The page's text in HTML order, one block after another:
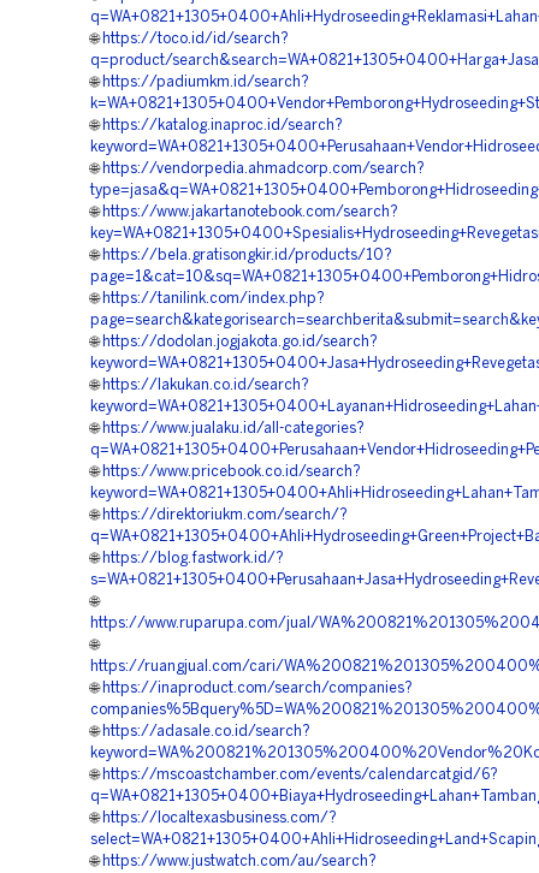
🌐 https://toco.id/id/search?
q=product/
🌐 https://padiumkm.id/search?
🌐 https://katalog.inaproc.id/search?
🌐 https://vendorpedia.ahmadcorp.com/search?
🌐 https://www.jakartanotebook.com/search?
🌐 https://bela.gratisongkir.id/products/10?
🌐 https://tanilink.com/index.php?
🌐 https://dodolan.jogjakota.go.id/search?
🌐 https://lakukan.co.id/search?
🌐 https://www.jualaku.id/all-categories?
🌐 https://www.pricebook.co.id/search?
🌐 https://direktoriukm.com/search/?
🌐 https://blog.fastwork.id/?
🌐
https://www.ruparupa.com/jual/
🌐
https://ruangjual.com/cari/
🌐 https://inaproduct.com/search/companies?
🌐 https://adasale.co.id/search?
🌐 https://mscoastchamber.com/events/calendarcatgid/6?
🌐 https://localtexasbusiness.com/?
🌐 https://www.justwatch.com/au/search?